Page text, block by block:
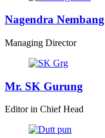
Nagendra Nembang
Managing Director
Mr. SK Gurung
Editor in Chief Head